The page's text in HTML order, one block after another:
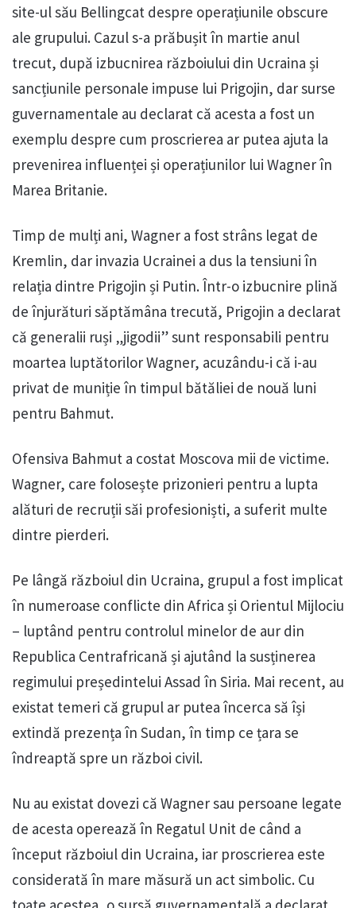
site-ul său Bellingcat despre operațiunile obscure
ale grupului. Cazul s-a prăbușit în martie anul
trecut, după izbucnirea războiului din Ucraina și
sancțiunile personale impuse lui Prigojin, dar surse
guvernamentale au declarat că acesta a fost un
exemplu despre cum proscrierea ar putea ajuta la
prevenirea influenței și operațiunilor lui Wagner în
Marea Britanie.
Timp de mulți ani, Wagner a fost strâns legat de
Kremlin, dar invazia Ucrainei a dus la tensiuni în
relația dintre Prigojin și Putin. Într-o izbucnire plină
de înjurături săptămâna trecută, Prigojin a declarat
că generalii ruși „jigodii” sunt responsabili pentru
moartea luptătorilor Wagner, acuzându-i că i-au
privat de muniție în timpul bătăliei de nouă luni
pentru Bahmut.
Ofensiva Bahmut a costat Moscova mii de victime.
Wagner, care folosește prizonieri pentru a lupta
alături de recruții săi profesioniști, a suferit multe
dintre pierderi.
Pe lângă războiul din Ucraina, grupul a fost implicat
în numeroase conflicte din Africa și Orientul Mijlociu
– luptând pentru controlul minelor de aur din
Republica Centrafricană și ajutând la susținerea
regimului președintelui Assad în Siria. Mai recent, au
existat temeri că grupul ar putea încerca să își
extindă prezența în Sudan, în timp ce țara se
îndreaptă spre un război civil.
Nu au existat dovezi că Wagner sau persoane legate
de acesta operează în Regatul Unit de când a
început războiul din Ucraina, iar proscrierea este
considerată în mare măsură un act simbolic. Cu